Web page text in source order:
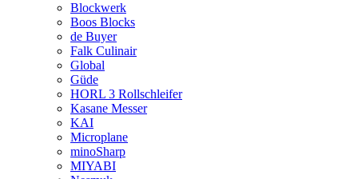
Blockwerk
Boos Blocks
de Buyer
Falk Culinair
Global
Güde
HORL 3 Rollschleifer
Kasane Messer
KAI
Microplane
minoSharp
MIYABI